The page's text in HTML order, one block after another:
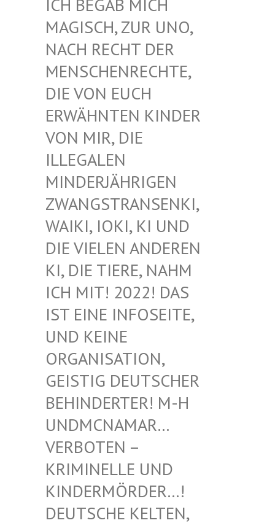
CH BEGAB MICH M
AGISCH, ZUR UNO, N
ACH RECHT DER M
ENSCHENRECHTE, D
IE VON EUCH E
RWÄHNTEN KINDER V
ON MIR, DIE I
LLEGALEN M
INDERJÄHRIGEN Z
WANGSTRANSENKI, W
AIKI, IOKI, KI UND D
IE VIELEN ANDEREN K
I, DIE TIERE, NAHM I
CH MIT! 2022! DAS I
ST EINE INFOSEITE, U
ND KEINE O
RGANISATION, G
EISTIG DEUTSCHER B
EHINDERTER! M-H U
NDMCNAMAR… V
ERBOTEN – K
RIMINELLE UND K
INDERMÖRDER…! D
EUTSCHE KELTEN, M